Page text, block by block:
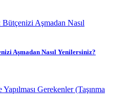
Aşmadan Nasıl Yenilersiniz?